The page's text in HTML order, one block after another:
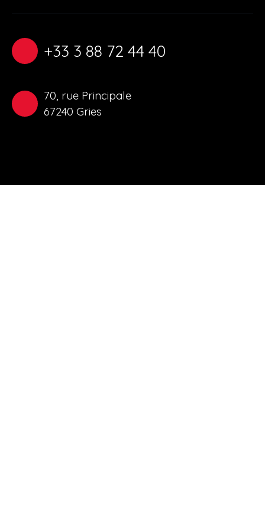
+33 3 88 72 44 40
70, rue Principale
67240 Gries